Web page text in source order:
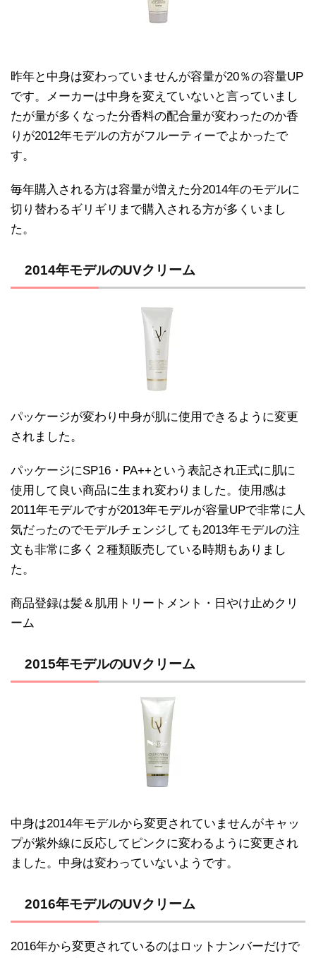
昨年と中身は変わっていませんが容量が20％の容量UP
です。メーカーは中身を変えていないと言っていまし
たが量が多くなった分香料の配合量が変わったのか香
りが2012年モデルの方がフルーティーでよかったで
す。
毎年購入される方は容量が増えた分2014年のモデルに
切り替わるギリギリまで購入される方が多くいまし
た。
2014年モデルのUVクリーム
パッケージが変わり中身が肌に使用できるように変更
されました。
パッケージにSP16・PA++という表記され正式に肌に
使用して良い商品に生まれ変わりました。使用感は
2011年モデルですが2013年モデルが容量UPで非常に人
気だったのでモデルチェンジしても2013年モデルの注
文も非常に多く２種類販売している時期もありまし
た。
商品登録は髪＆肌用トリートメント・日やけ止めクリ
ーム
2015年モデルのUVクリーム
中身は2014年モデルから変更されていませんがキャッ
プが紫外線に反応してピンクに変わるように変更され
ました。中身は変わっていないようです。
2016年モデルのUVクリーム
2016年から変更されているのはロットナンバーだけで